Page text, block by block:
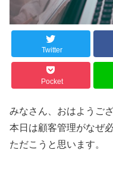
Twitter
Pocket
みなさん、おはようござ
本日は顧客管理がなぜ
ただこうと思います。